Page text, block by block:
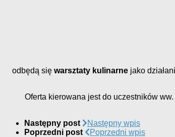
odbędą się warsztaty kulinarne jako
Oferta kierowana jest do uczestników
Następny post
Następny wpis
Poprzedni post
Poprzedni wpis